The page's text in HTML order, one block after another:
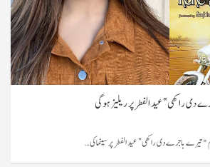
راکھی” عید الفطر پر ریلیز ہوگی
"تیرے باجرے دی راکھی” عید الفطر پر سینماکی…